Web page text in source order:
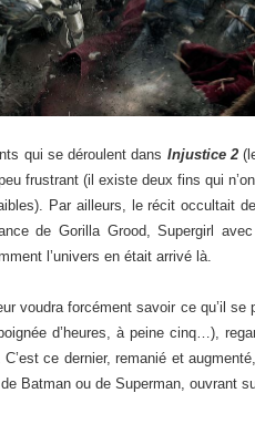
qui se déroulent dans Injustice 2
frustrant (il existe deux fins qui
Par ailleurs, le récit occultait
de Gorilla Grood, Supergirl
l’univers en était arrivé là.
voudra forcément savoir ce qu’il se
d’heures, à peine cinq…),
C’est ce dernier, remanié et
Batman ou de Superman, ouvrant